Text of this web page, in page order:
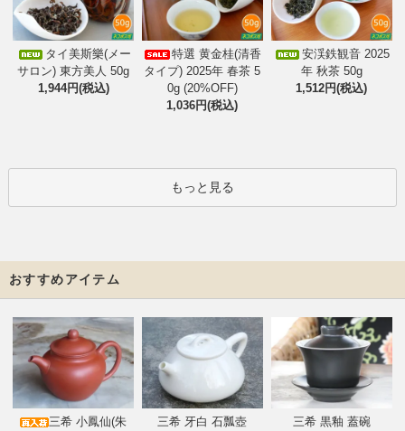
タイ美斯樂(メー
サロン) 東方美人 50g
1,944円(税込)
特選 黄金桂(清香
タイプ) 2025年 春茶 5
0g (20%OFF)
1,036円(税込)
安渓鉄観音 2025
年 秋茶 50g
1,512円(税込)
もっと見る
おすすめアイテム
三希 小鳳仙(朱
三希 牙白 石瓢壺
三希 黒釉 蓋碗